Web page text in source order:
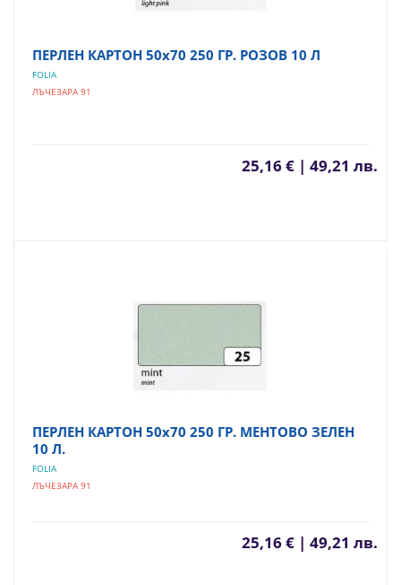
ПЕРЛЕН КАРТОН 50х70 250 ГР. РОЗОВ 10 Л
FOLIA
ЛЪЧЕЗАРА 91
25,16 € | 49,21 лв.
ПЕРЛЕН КАРТОН 50х70 250 ГР. МЕНТОВО ЗЕЛЕН
10 Л.
FOLIA
ЛЪЧЕЗАРА 91
25,16 € | 49,21 лв.